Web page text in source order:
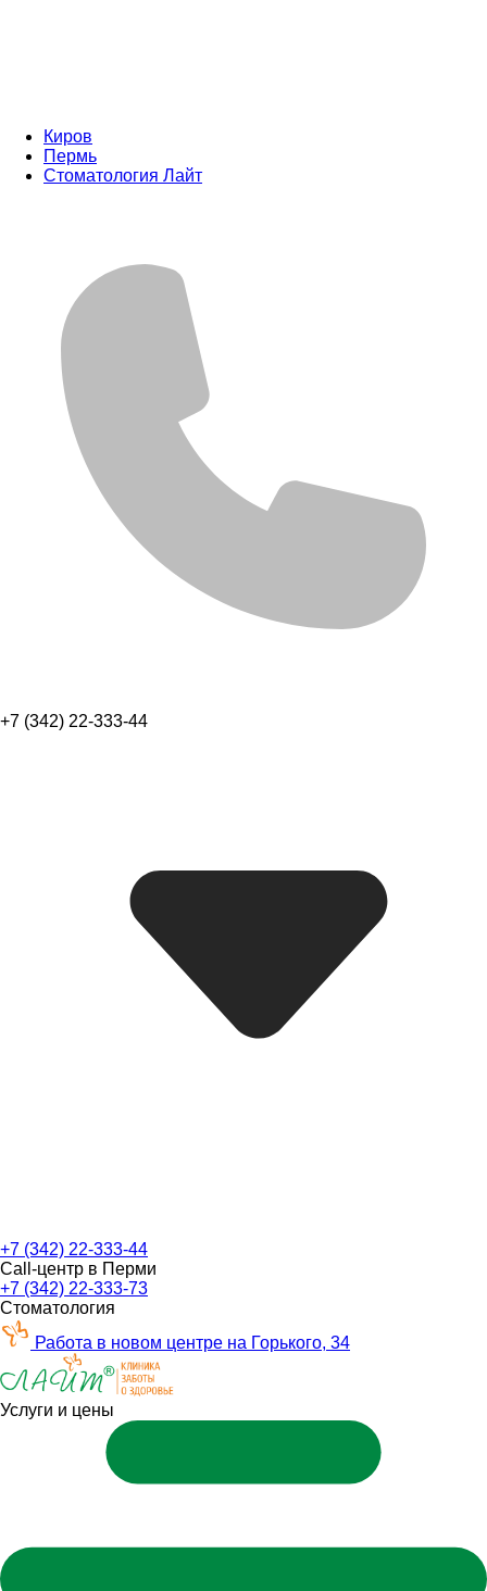
Киров
Пермь
Стоматология Лайт
+7 (342) 22-333-44
+7 (342) 22-333-44
Call-центр в Перми
+7 (342) 22-333-73
Стоматология
Работа в новом центре на Горького, 34
Услуги и цены